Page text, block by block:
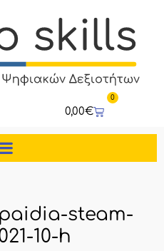
0,00€
0
Cart
steam-
10-h